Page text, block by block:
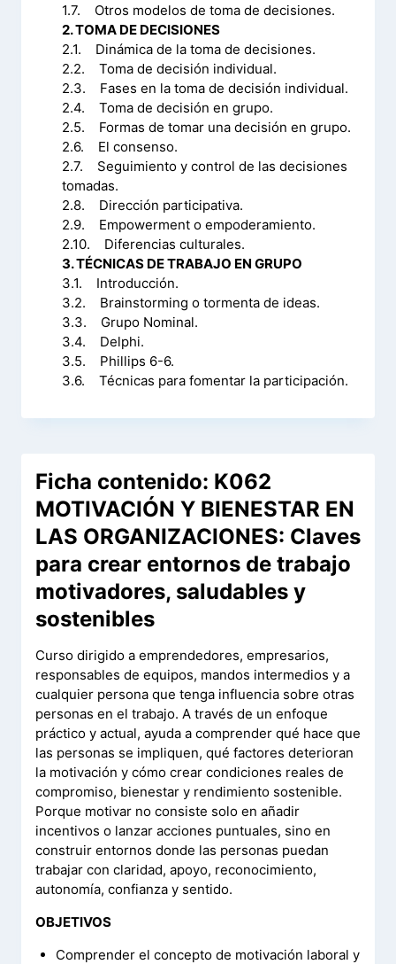
1.7. Otros modelos de toma de decisiones.
2. TOMA DE DECISIONES
2.1. Dinámica de la toma de decisiones.
2.2. Toma de decisión individual.
2.3. Fases en la toma de decisión individual.
2.4. Toma de decisión en grupo.
2.5. Formas de tomar una decisión en grupo.
2.6. El consenso.
2.7. Seguimiento y control de las decisiones
tomadas.
2.8. Dirección participativa.
2.9. Empowerment o empoderamiento.
2.10. Diferencias culturales.
3. TÉCNICAS DE TRABAJO EN GRUPO
3.1. Introducción.
3.2. Brainstorming o tormenta de ideas.
3.3. Grupo Nominal.
3.4. Delphi.
3.5. Phillips 6-6.
3.6. Técnicas para fomentar la participación.
Ficha contenido: K062
MOTIVACIÓN Y BIENESTAR EN
LAS ORGANIZACIONES: Claves
para crear entornos de trabajo
motivadores, saludables y
sostenibles
Curso dirigido a emprendedores, empresarios,
responsables de equipos, mandos intermedios y a
cualquier persona que tenga influencia sobre otras
personas en el trabajo. A través de un enfoque
práctico y actual, ayuda a comprender qué hace que
las personas se impliquen, qué factores deterioran
la motivación y cómo crear condiciones reales de
compromiso, bienestar y rendimiento sostenible.
Porque motivar no consiste solo en añadir
incentivos o lanzar acciones puntuales, sino en
construir entornos donde las personas puedan
trabajar con claridad, apoyo, reconocimiento,
autonomía, confianza y sentido.
OBJETIVOS
Comprender el concepto de motivación laboral y